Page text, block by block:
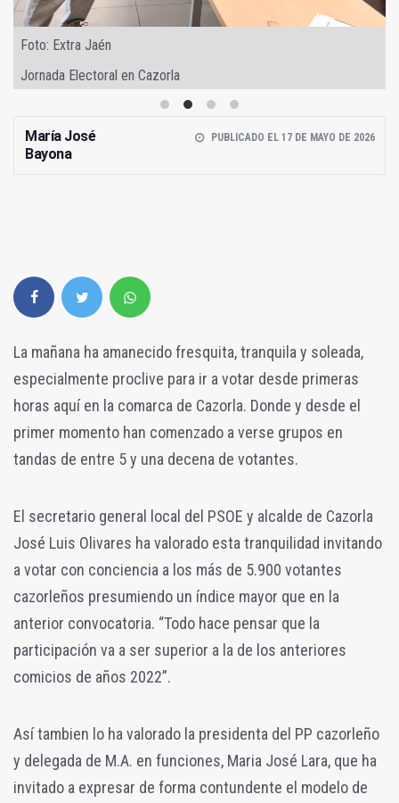
Foto: Extra Jaén
Jornada Electoral en Cazorla
María José
Bayona
PUBLICADO EL 17 DE MAYO DE 2026
La mañana ha amanecido fresquita, tranquila y soleada,
especialmente proclive para ir a votar desde primeras
horas aquí en la comarca de Cazorla. Donde y desde el
primer momento han comenzado a verse grupos en
tandas de entre 5 y una decena de votantes.
El secretario general local del PSOE y alcalde de Cazorla
José Luis Olivares ha valorado esta tranquilidad invitando
a votar con conciencia a los más de 5.900 votantes
cazorleños presumiendo un índice mayor que en la
anterior convocatoria. “Todo hace pensar que la
participación va a ser superior a la de los anteriores
comicios de años 2022”.
Así tambien lo ha valorado la presidenta del PP cazorleño
y delegada de M.A. en funciones, Maria José Lara, que ha
invitado a expresar de forma contundente el modelo de